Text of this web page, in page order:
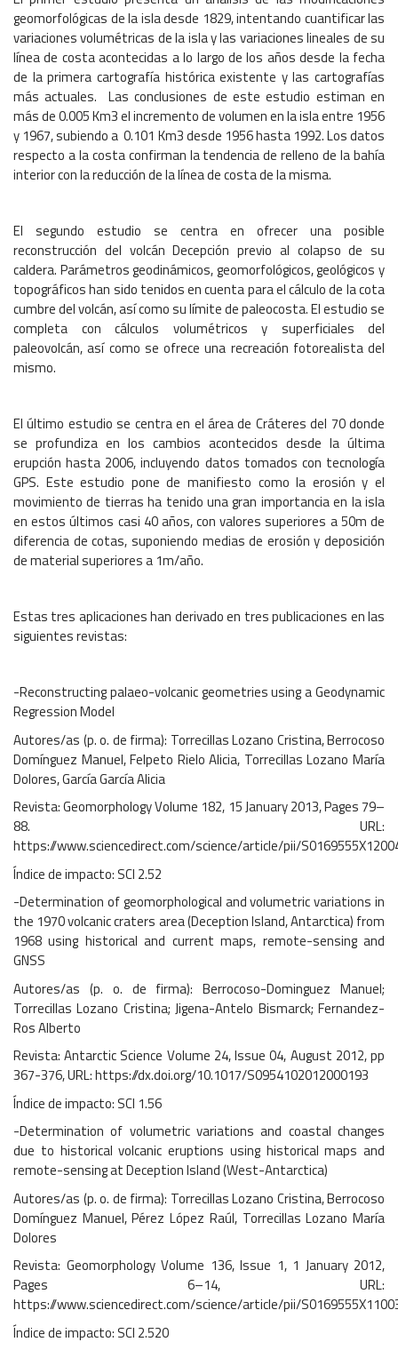
geomorfológicas de la isla desde 1829, intentando cuantificar las
variaciones volumétricas de la isla y las variaciones lineales de su
línea de costa acontecidas a lo largo de los años desde la fecha
de la primera cartografía histórica existente y las cartografías
más actuales. Las conclusiones de este estudio estiman en
más de 0.005 Km3 el incremento de volumen en la isla entre 1956
y 1967, subiendo a 0.101 Km3 desde 1956 hasta 1992. Los datos
respecto a la costa confirman la tendencia de relleno de la bahía
interior con la reducción de la línea de costa de la misma.
El segundo estudio se centra en ofrecer una posible
reconstrucción del volcán Decepción previo al colapso de su
caldera. Parámetros geodinámicos, geomorfológicos, geológicos y
topográficos han sido tenidos en cuenta para el cálculo de la cota
cumbre del volcán, así como su límite de paleocosta. El estudio se
completa con cálculos volumétricos y superficiales del
paleovolcán, así como se ofrece una recreación fotorealista del
mismo.
El último estudio se centra en el área de Cráteres del 70 donde
se profundiza en los cambios acontecidos desde la última
erupción hasta 2006, incluyendo datos tomados con tecnología
GPS. Este estudio pone de manifiesto como la erosión y el
movimiento de tierras ha tenido una gran importancia en la isla
en estos últimos casi 40 años, con valores superiores a 50m de
diferencia de cotas, suponiendo medias de erosión y deposición
de material superiores a 1m/año.
Estas tres aplicaciones han derivado en tres publicaciones en las
siguientes revistas:
-Reconstructing palaeo-volcanic geometries using a Geodynamic
Regression Model
Autores/as (p. o. de firma): Torrecillas Lozano Cristina, Berrocoso
Domínguez Manuel, Felpeto Rielo Alicia, Torrecillas Lozano María
Dolores, García García Alicia
Revista: Geomorphology Volume 182, 15 January 2013, Pages 79–
88. URL:
https://www.sciencedirect.com/science/article/pii/
Índice de impacto: SCI 2.52
-Determination of geomorphological and volumetric variations in
the 1970 volcanic craters area (Deception Island, Antarctica) from
1968 using historical and current maps, remote-sensing and
GNSS
Autores/as (p. o. de firma): Berrocoso-Dominguez Manuel;
Torrecillas Lozano Cristina; Jigena-Antelo Bismarck; Fernandez-
Ros Alberto
Revista: Antarctic Science Volume 24, Issue 04, August 2012, pp
367-376, URL: https://dx.doi.org/10.1017/S0954102012000193
Índice de impacto: SCI 1.56
-Determination of volumetric variations and coastal changes
due to historical volcanic eruptions using historical maps and
remote-sensing at Deception Island (West-Antarctica)
Autores/as (p. o. de firma): Torrecillas Lozano Cristina, Berrocoso
Domínguez Manuel, Pérez López Raúl, Torrecillas Lozano María
Dolores
Revista: Geomorphology Volume 136, Issue 1, 1 January 2012,
Pages 6–14, URL:
https://www.sciencedirect.com/science/article/pii/
Índice de impacto: SCI 2.520